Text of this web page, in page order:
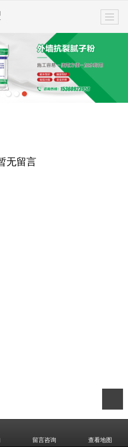
很遗憾，因您的浏览器版本过低导致无法获得最佳浏览体验，推荐下载安装谷歌浏览器！
无留言
留言咨询 查看地图